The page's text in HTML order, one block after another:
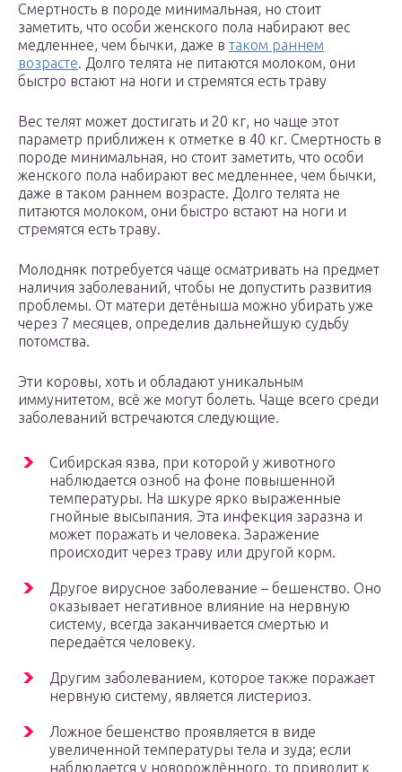
Смертность в породе минимальная, но стоит
заметить, что особи женского пола набирают вес
медленнее, чем бычки, даже в таком раннем
возрасте. Долго телята не питаются молоком, они
быстро встают на ноги и стремятся есть траву
Вес телят может достигать и 20 кг, но чаще этот
параметр приближен к отметке в 40 кг. Смертность в
породе минимальная, но стоит заметить, что особи
женского пола набирают вес медленнее, чем бычки,
даже в таком раннем возрасте. Долго телята не
питаются молоком, они быстро встают на ноги и
стремятся есть траву.
Молодняк потребуется чаще осматривать на предмет
наличия заболеваний, чтобы не допустить развития
проблемы. От матери детёныша можно убирать уже
через 7 месяцев, определив дальнейшую судьбу
потомства.
Эти коровы, хоть и обладают уникальным
иммунитетом, всё же могут болеть. Чаще всего среди
заболеваний встречаются следующие.
Сибирская язва, при которой у животного
наблюдается озноб на фоне повышенной
температуры. На шкуре ярко выраженные
гнойные высыпания. Эта инфекция заразна и
может поражать и человека. Заражение
происходит через траву или другой корм.
Другое вирусное заболевание – бешенство. Оно
оказывает негативное влияние на нервную
систему, всегда заканчивается смертью и
передаётся человеку.
Другим заболеванием, которое также поражает
нервную систему, является листериоз.
Ложное бешенство проявляется в виде
увеличенной температуры тела и зуда; если
наблюдается у новорождённого, то приводит к